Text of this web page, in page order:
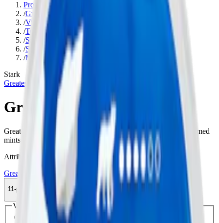
Produkter
/Greatest
/Vitt snus
/Torr Portion
/Slim
/Stark
/Mint
Stark
Greatest
Greatest Cold Dry 16 mg 5
Greatest Cold Dry 16 mg är ett starkt vitt snus i slimmad prilla med
mintsmak. Finns både i standarddosa och som Megacan.
Attribut
Greatest
Mint Slim Torr Portion Vitt snus
11-pack
323,95 kr
Slut i lager
Välj antal dosor
34,50 kr34,50 kr /st 29,45 kr